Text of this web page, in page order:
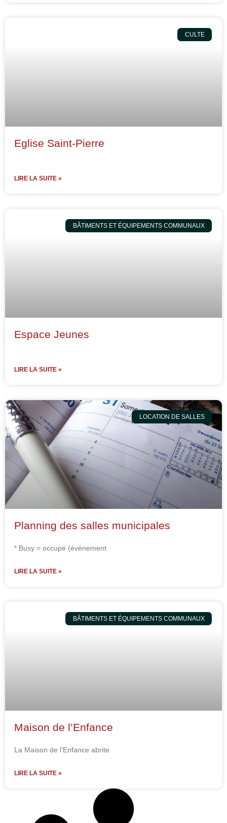
CULTE
Eglise Saint-Pierre
LIRE LA SUITE »
BÂTIMENTS ET ÉQUIPEMENTS COMMUNAUX
Espace Jeunes
LIRE LA SUITE »
LOCATION DE SALLES
Planning des salles municipales
* Busy = occupé (événement
LIRE LA SUITE »
BÂTIMENTS ET ÉQUIPEMENTS COMMUNAUX
Maison de l’Enfance
La Maison de l’Enfance abrite
LIRE LA SUITE »